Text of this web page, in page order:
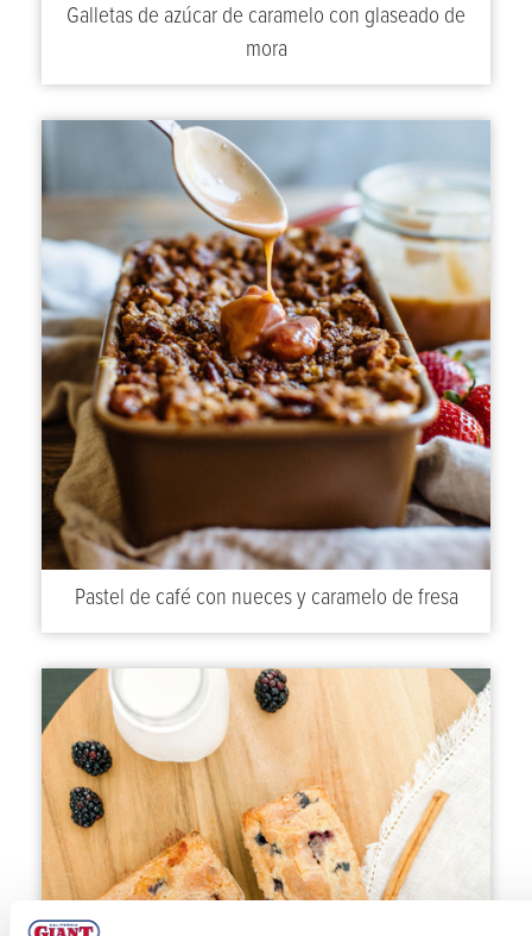
Galletas de azúcar de caramelo con glaseado de
mora
Pastel de café con nueces y caramelo de fresa